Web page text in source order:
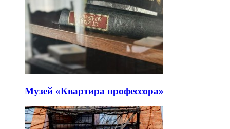
Музей «Квартира профессора»